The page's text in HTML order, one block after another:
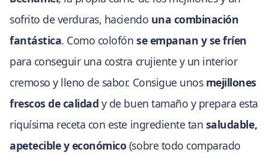
sofrito de verduras, haciendo una combinación
fantástica. Como colofónse empanan y se fríen
para conseguir una costra crujiente y un interior
cremoso y lleno de sabor. Consigue unos mejillones
frescos de calidad y de buen tamaño y prepara esta
riquísima receta con este ingrediente tan saludable,
apetecible y económico (sobre todo comparado